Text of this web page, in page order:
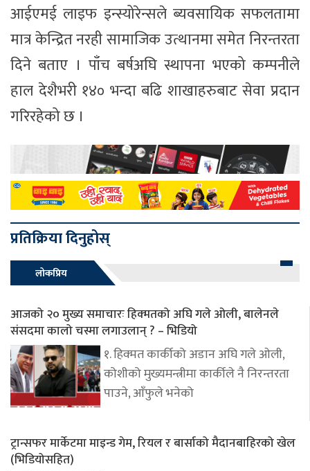
आईएमई लाइफ इन्स्योरेन्सले ब्यवसायिक सफलतामा
मात्र केन्द्रित नरही सामाजिक उत्थानमा समेत निरन्तरता
दिने बताए । पाँच बर्षअघि स्थापना भएको कम्पनीले
हाल देशैभरी १४० भन्दा बढि शाखाहरुबाट सेवा प्रदान
गरिरहेको छ ।
प्रतिक्रिया दिनुहोस्
लोकप्रिय
आजको २० मुख्य समाचारः हिक्मतको अघि गले ओली, बालेनले
संसदमा कालो चस्मा लगाउलान् ? – भिडियो
१. हिक्मत कार्कीको अडान अघि गले ओली,
कोशीको मुख्यमन्त्रीमा कार्कीले नै निरन्तरता
पाउने, आँफुले भनेको
ट्रान्सफर मार्केटमा माइन्ड गेम, रियल र बार्साको मैदानबाहिरको खेल
(भिडियोसहित)